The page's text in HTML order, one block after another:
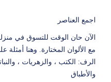
اجمع العناصر
الآن حان الوقت للتسوق في
مع الألوان المختارة. وهنا
الرف: الكتب ، والزهريات ،
والأطباق